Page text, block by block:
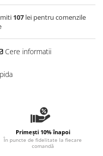
107 lei pentru comenzile
Cere informatii
Primești 10% înapoi
În puncte de fidelitate la fiecare
comandă